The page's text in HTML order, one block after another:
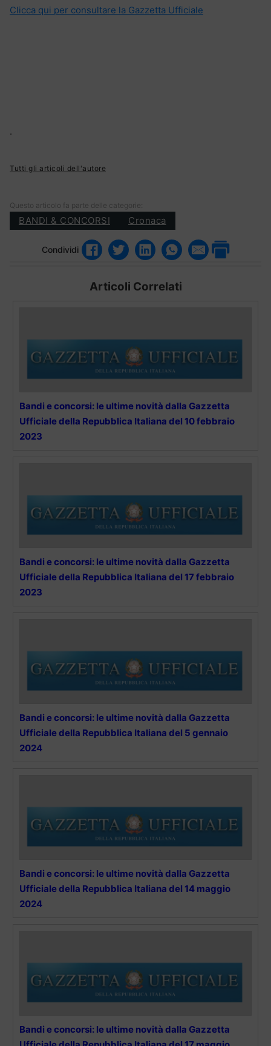
Clicca qui per consultare la Gazzetta Ufficiale
.
Tutti gli articoli dell'autore
Questo articolo fa parte delle categorie:
BANDI & CONCORSI Cronaca
Condividi
Articoli Correlati
Bandi e concorsi: le ultime novità dalla Gazzetta
Ufficiale della Repubblica Italiana del 10 febbraio
2023
Bandi e concorsi: le ultime novità dalla Gazzetta
Ufficiale della Repubblica Italiana del 17 febbraio
2023
Bandi e concorsi: le ultime novità dalla Gazzetta
Ufficiale della Repubblica Italiana del 5 gennaio
2024
Bandi e concorsi: le ultime novità dalla Gazzetta
Ufficiale della Repubblica Italiana del 14 maggio
2024
Bandi e concorsi: le ultime novità dalla Gazzetta